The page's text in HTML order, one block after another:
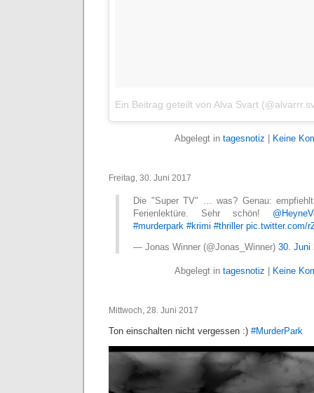
Ein Beitrag geteilt von Alva Svart
Abgelegt in tagesnotiz Keine
Freitag, 30. Juni 2017
Die "Super TV" … was? Genau:
Ferienlektüre. Sehr schön!
#murderpark #krimi #thriller pic.twitter.com/
— Jonas Winner (@Jonas_Winner) 30. Juni
Abgelegt in tagesnotiz Keine
Mittwoch, 28. Juni 2017
Ton einschalten nicht vergessen :) #MurderPark
Video-
Player